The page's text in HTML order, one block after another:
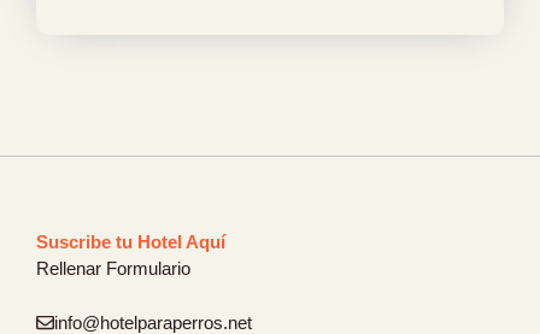
Suscribe tu Hotel Aquí
Rellenar Formulario
info@hotelparaperros.net